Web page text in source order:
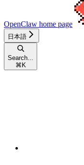
OpenClaw home page
日本語
Search...
⌘ K